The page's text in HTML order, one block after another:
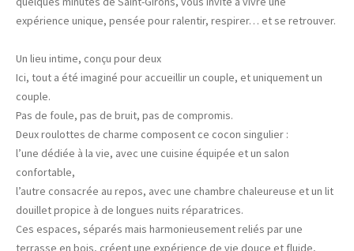
expérience unique, pensée pour ralentir, respirer… et se retrouver.
Un lieu intime, conçu pour deux
Ici, tout a été imaginé pour accueillir un couple, et uniquement un
couple.
Pas de foule, pas de bruit, pas de compromis.
Deux roulottes de charme composent ce cocon singulier :
l’une dédiée à la vie, avec une cuisine équipée et un salon
confortable,
l’autre consacrée au repos, avec une chambre chaleureuse et un lit
douillet propice à de longues nuits réparatrices.
Ces espaces, séparés mais harmonieusement reliés par une
terrasse en bois, créent une expérience de vie douce et fluide,